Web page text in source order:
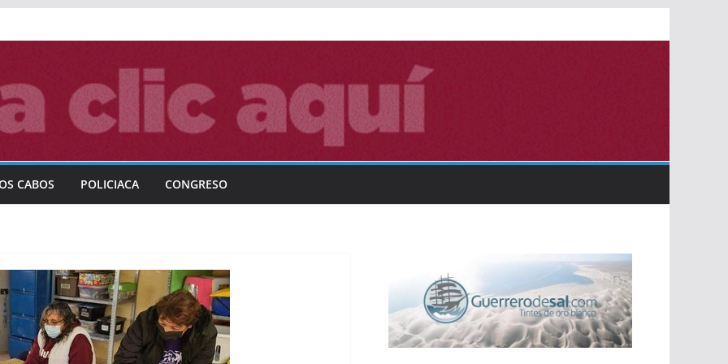
CABOS POLICIACA CONGRESO